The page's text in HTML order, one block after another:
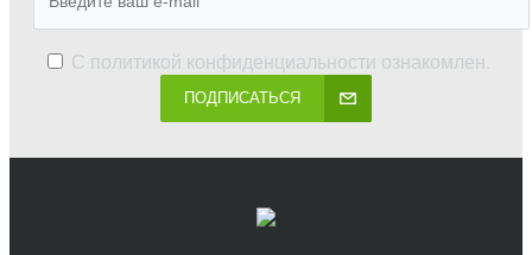
С политикой конфиденциальности ознакомлен.
ПОДПИСАТЬСЯ